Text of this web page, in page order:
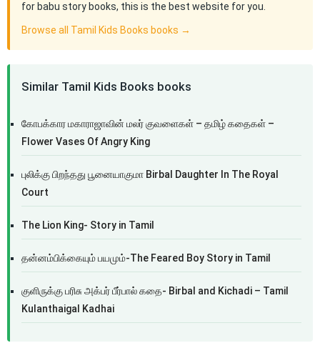
for babu story books, this is the best website for you.
Browse all Tamil Kids Books books →
Similar Tamil Kids Books books
கோபக்கார மகாராஜாவின் மலர் குவளைகள் – தமிழ் கதைகள் –
Flower Vases Of Angry King
புலிக்கு பிறந்தது பூனையாகுமா Birbal Daughter In The Royal
Court
The Lion King- Story in Tamil
தன்னம்பிக்கையும் பயமும்-The Feared Boy Story in Tamil
குளிருக்கு பரிசு அக்பர் பீர்பால் கதை- Birbal and Kichadi – Tamil
Kulanthaigal Kadhai